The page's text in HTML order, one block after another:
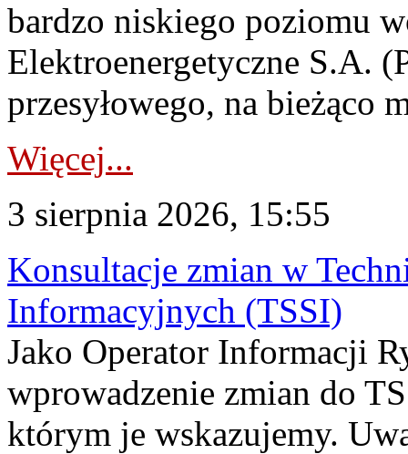
bardzo niskiego poziomu
Elektroenergetyczne S.A.
przesyłowego, na bieżąco
Więcej...
3 sierpnia 2026, 15:55
Konsultacje zmian w
Informacyjnych (TSSI)
Jako Operator Informacji
wprowadzenie zmian do
którym je wskazujemy.